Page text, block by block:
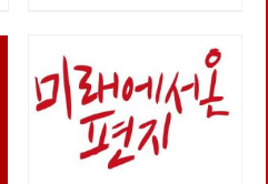
다. 2014년 5월 13일 79일간 이
어진 신라대 청소노동자 투쟁이
승리로 끝났다. 새천년민주당 을
지로위원회 중재로 신라대 박태
학 총장과 협약서를 작성하여 노
동자 전원 복직과 고용 보장을
보장받았다. 힘겨운 투쟁 끝에
청소노동자들이 학교로 돌아갈